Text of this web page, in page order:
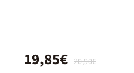
20,90€
19,85€